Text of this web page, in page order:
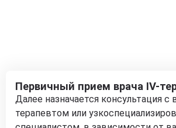
Первичный прием врача IV-
Далее назначается консультация с
терапевтом или